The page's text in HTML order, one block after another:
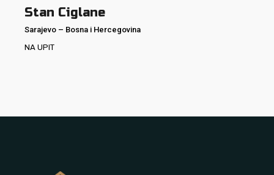
Stan Ciglane
Sarajevo – Bosna i Hercegovina
NA UPIT